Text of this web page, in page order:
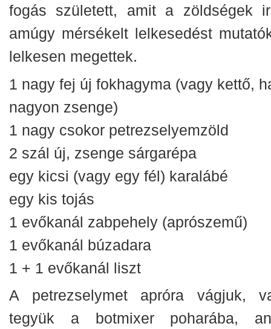
fogás született, amit a zöldségek
amúgy mérsékelt lelkesedést
lelkesen megettek.
1 nagy fej új fokhagyma (vagy kettő,
nagyon zsenge)
1 nagy csokor petrezselyemzöld
2 szál új, zsenge sárgarépa
egy kicsi (vagy egy fél) karalábé
egy kis tojás
1 evőkanál zabpehely (aprószemű)
1 evőkanál búzadara
1 + 1 evőkanál liszt
A petrezselymet apróra vágjuk,
tegyük a botmixer poharába,